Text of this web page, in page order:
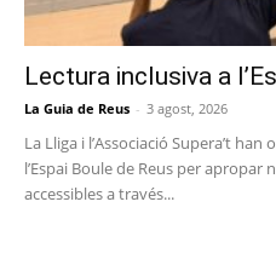
Lectura inclusiva a
La Guia de Reus - 3 agost, 2026
La Lliga i l’Associació Supera’t
l’Espai Boule de Reus per apropar
accessibles a través...